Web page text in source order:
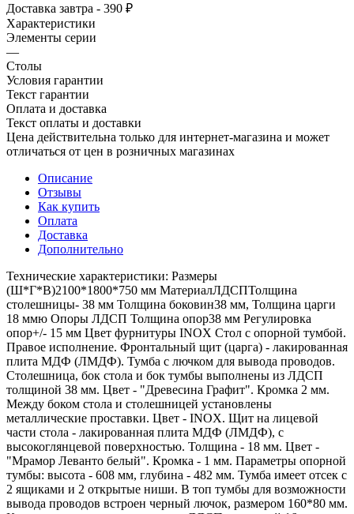
Доставка завтра - 390 ₽
Характеристики
Элементы серии
—
Столы
Условия гарантии
Текст гарантии
Оплата и доставка
Текст оплаты и доставки
Цена действительна только для интернет-магазина и может
отличаться от цен в розничных магазинах
Описание
Отзывы
Как купить
Оплата
Доставка
Дополнительно
Технические характеристики: Размеры
(Ш*Г*В)2100*1800*750 мм МатериалЛДСПТолщина
столешницы- 38 мм Толщина боковин38 мм, Толщина царги
18 ммю Опоры ЛДСП Толщина опор38 мм Регулировка
опор+/- 15 мм Цвет фурнитуры INOX Стол с опорной тумбой.
Правое исполнение. Фронтальный щит (царга) - лакированная
плита МДФ (ЛМДФ). Тумба с лючком для вывода проводов.
Столешница, бок стола и бок тумбы выполнены из ЛДСП
толщиной 38 мм. Цвет - "Древесина Графит". Кромка 2 мм.
Между боком стола и столешницей установлены
металлические проставки. Цвет - INOX. Щит на лицевой
части стола - лакированная плита МДФ (ЛМДФ), с
высокоглянцевой поверхностью. Толщина - 18 мм. Цвет -
"Мрамор Леванто белый". Кромка - 1 мм. Параметры опорной
тумбы: высота - 608 мм, глубина - 482 мм. Тумба имеет отсек с
2 ящиками и 2 открытые ниши. В топ тумбы для возможности
вывода проводов встроен черный лючок, размером 160*80 мм.